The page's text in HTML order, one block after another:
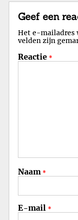
Geef een
Het e-mailadres
velden zijn
Reactie *
Naam *
E-mail *